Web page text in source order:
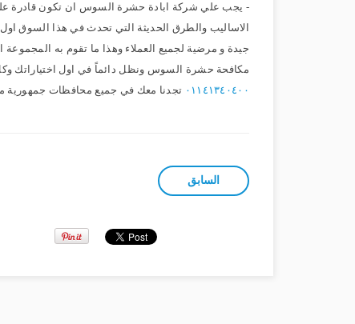
- يجب علي شركة ابادة حشرة السوس ان تكون قادرة
الاساليب والطرق الحديثة التي تحدث في هذا السوق
جيدة و مرضية لجميع العملاء وهذا ما تقوم به
مكافحة حشرة السوس ونظل دائماً في اول اختياراتك
٠١١٤١٣٤٠٤٠٠ تجدنا معك في جميع محافظات جمهورية
السابق